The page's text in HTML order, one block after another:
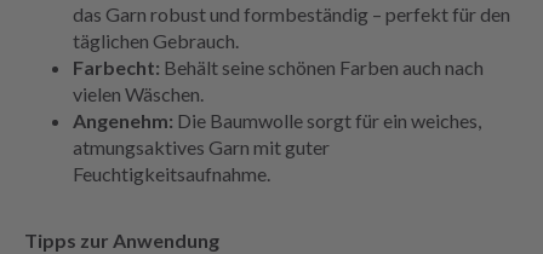
das Garn robust und formbeständig – perfekt für den
täglichen Gebrauch.
Farbecht: Behält seine schönen Farben auch nach
vielen Wäschen.
Angenehm: Die Baumwolle sorgt für ein weiches,
atmungsaktives Garn mit guter
Feuchtigkeitsaufnahme.
Tipps zur Anwendung